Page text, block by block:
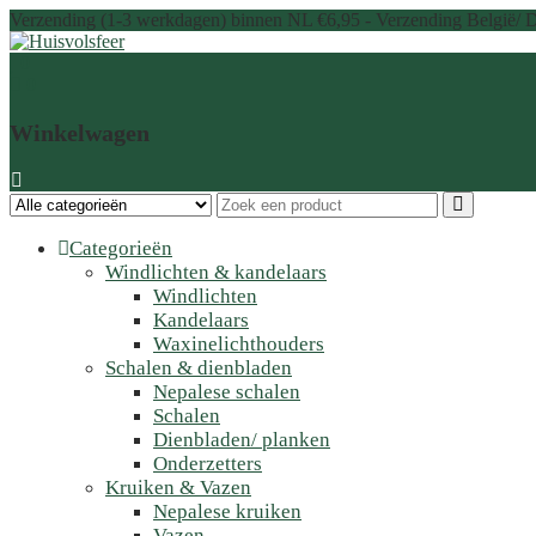
Doorgaan
naar
Verzending (1-3 werkdagen) binnen NL €6,95 - Verzending België/
Winkelwagen
Categorieën
Windlichten & kandelaars
Windlichten
Kandelaars
Waxinelichthouders
Schalen & dienbladen
Nepalese schalen
Schalen
Dienbladen/ planken
Onderzetters
Kruiken & Vazen
Nepalese kruiken